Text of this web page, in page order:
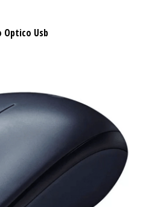
Optico Usb